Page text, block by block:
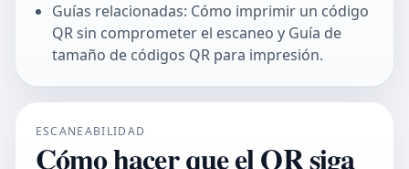
Guías relacionadas: Cómo imprimir un código
QR sin comprometer el escaneo y Guía de
tamaño de códigos QR para impresión.
ESCANEABILIDAD
Cómo hacer que el QR siga